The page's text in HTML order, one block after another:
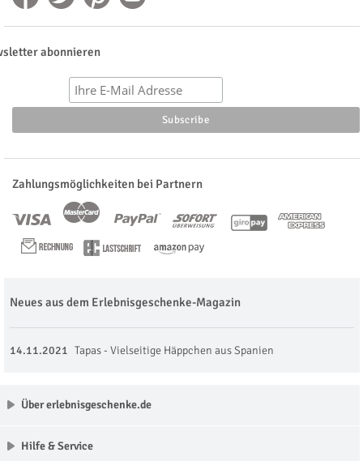
abonnieren
Zahlungsmöglichkeiten bei Partnern
Neues aus dem Erlebnisgeschenke-Magazin
14.11.2021 Tapas - Vielseitige Häppchen aus Spanien
Über erlebnisgeschenke.de
Hilfe & Service